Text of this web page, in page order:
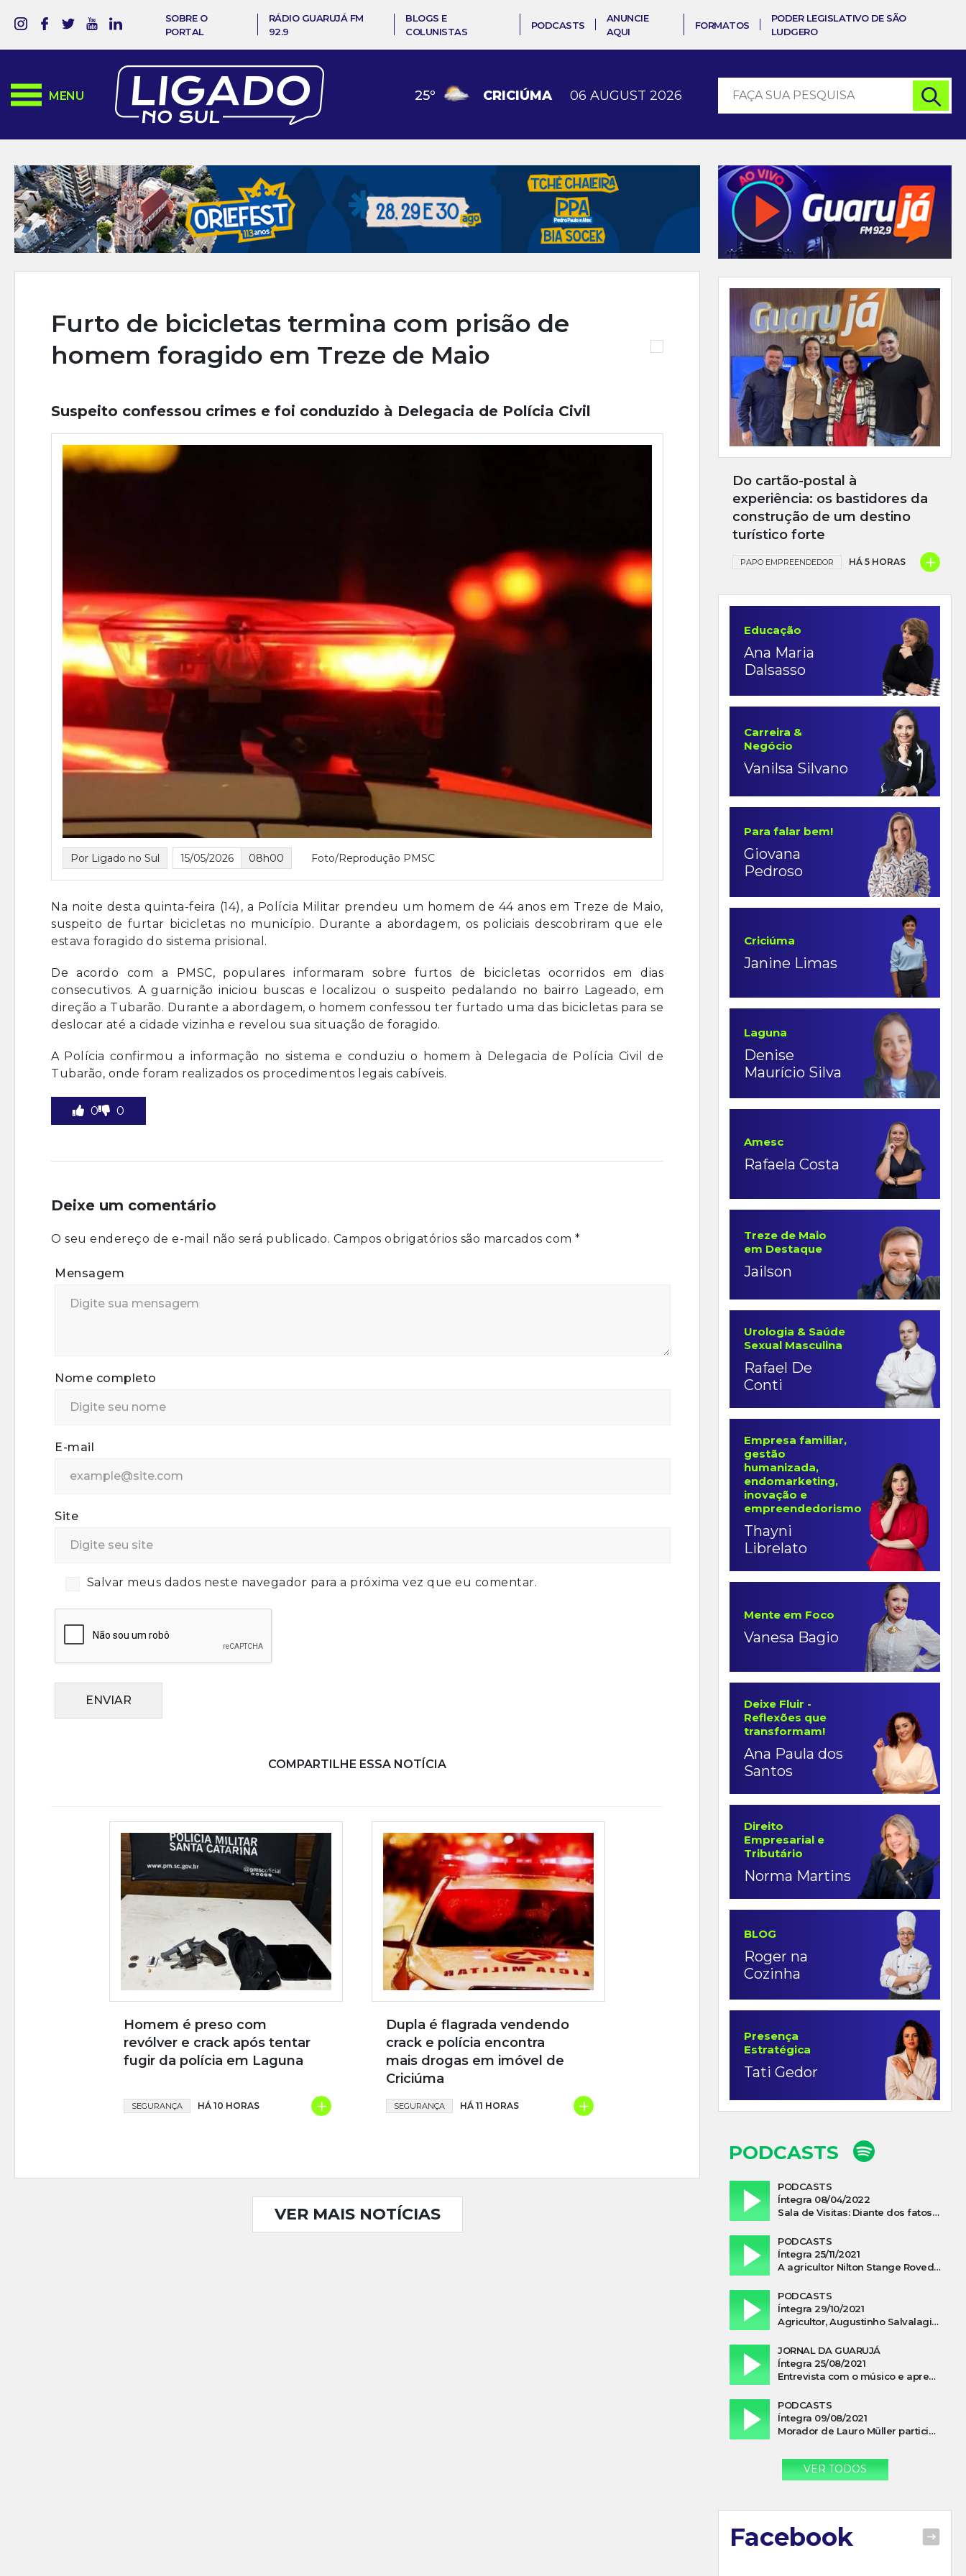
SOBRE O
PORTAL
RÁDIO GUARUJÁ FM
92.9
BLOGS E
COLUNISTAS
PODCASTS
ANUNCIE
AQUI
FORMATOS
PODER LEGISLATIVO DE SÃO
LUDGERO
MENU 25º CRICIÚMA 06 AUGUST 2026
Furto de bicicletas termina com prisão de
homem foragido em Treze de Maio
Suspeito confessou crimes e foi conduzido à Delegacia de Polícia Civil
Por Ligado no Sul 15/05/2026 08h00 Foto/Reprodução PMSC
Na noite desta quinta-feira (14), a Polícia Militar prendeu um homem de 44 anos em Treze de Maio,
suspeito de furtar bicicletas no município. Durante a abordagem, os policiais descobriram que ele
estava foragido do sistema prisional.
De acordo com a PMSC, populares informaram sobre furtos de bicicletas ocorridos em dias
consecutivos. A guarnição iniciou buscas e localizou o suspeito pedalando no bairro Lageado, em
direção a Tubarão. Durante a abordagem, o homem confessou ter furtado uma das bicicletas para se
deslocar até a cidade vizinha e revelou sua situação de foragido.
A Polícia confirmou a informação no sistema e conduziu o homem à Delegacia de Polícia Civil de
Tubarão, onde foram realizados os procedimentos legais cabíveis.
0 0
Deixe um comentário
O seu endereço de e-mail não será publicado. Campos obrigatórios são marcados com *
Mensagem
Nome completo
E-mail
Site
Salvar meus dados neste navegador para a próxima vez que eu comentar.
ENVIAR
COMPARTILHE ESSA NOTÍCIA
Homem é preso com
revólver e crack após tentar
fugir da polícia em Laguna
SEGURANÇA HÁ 10 HORAS +
Dupla é flagrada vendendo
crack e polícia encontra
mais drogas em imóvel de
Criciúma
SEGURANÇA HÁ 11 HORAS +
VER MAIS NOTÍCIAS
Do cartão-postal à
experiência: os bastidores da
construção de um destino
turístico forte
PAPO EMPREENDEDOR HÁ 5 HORAS +
Educação
Ana Maria
Dalsasso
Carreira &
Negócio
Vanilsa Silvano
Para falar bem!
Giovana
Pedroso
Criciúma
Janine Limas
Laguna
Denise
Maurício Silva
Amesc
Rafaela Costa
Treze de Maio
em Destaque
Jailson
Urologia & Saúde
Sexual Masculina
Rafael De
Conti
Empresa familiar,
gestão
humanizada,
endomarketing,
inovação e
empreendedorismo
Thayni
Librelato
Mente em Foco
Vanesa Bagio
Deixe Fluir -
Reflexões que
transformam!
Ana Paula dos
Santos
Direito
Empresarial e
Tributário
Norma Martins
BLOG
Roger na
Cozinha
Presença
Estratégica
Tati Gedor
PODCASTS
PODCASTS
Íntegra 08/04/2022
Sala de Visitas: Diante dos fatos que influenciam a economia o que podemos esperar de 2022
PODCASTS
Íntegra 25/11/2021
A agricultor Nilton Stange Roveda, afirma ter recebido ajuda espiritual durante acidente
PODCASTS
Íntegra 29/10/2021
Agricultor, Augustinho Salvalagio, relata sobre aparição do Cavaleiro Negro no Rio das Furnas
JORNAL DA GUARUJÁ
Íntegra 25/08/2021
Entrevista com o músico e apresentador, Lismael Ferrareis, no Cidade e Campo
PODCASTS
Íntegra 09/08/2021
Morador de Lauro Müller participa de motociata em apoio a Bolsonaro
VER TODOS
Facebook